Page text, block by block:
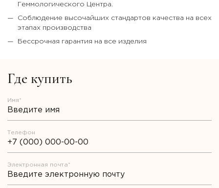
Геммологического Центра.
Соблюдение высочайших стандартов качества на всех
этапах производства
Бессрочная гарантия на все изделия
Где купить
Имя*
Телефон
Электронная почта*